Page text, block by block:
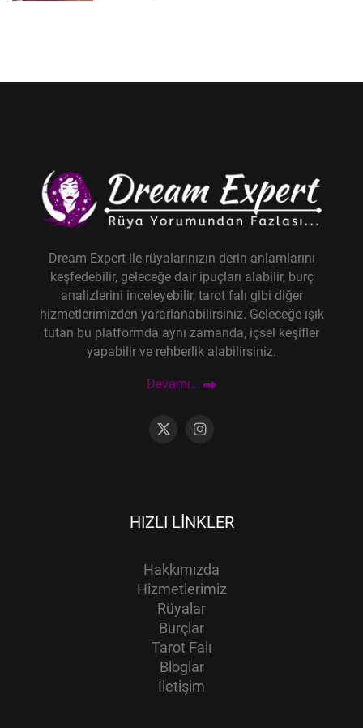
Dream Expert ile rüyalarınızın derin anlamlarını
keşfedebilir, geleceğe dair ipuçları alabilir, burç
analizlerini inceleyebilir, tarot falı gibi diğer
hizmetlerimizden yararlanabilirsiniz. Geleceğe ışık
tutan bu platformda aynı zamanda, içsel keşifler
yapabilir ve rehberlik alabilirsiniz.
Devamı...
HIZLI LINKLER
Hakkımızda
Hizmetlerimiz
Rüyalar
Burçlar
Tarot Falı
Bloglar
İletişim